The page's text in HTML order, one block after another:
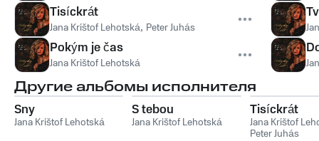
Tisíckrát
Jana Krištof Lehotská, Peter Juhás
Pokým je čas
Jana Krištof Lehotská
Другие альбомы исполнителя
Sny
Jana Krištof Lehotská
S tebou
Jana Krištof Lehotská
Tisíckrát
Jana Krištof
Peter Juhás